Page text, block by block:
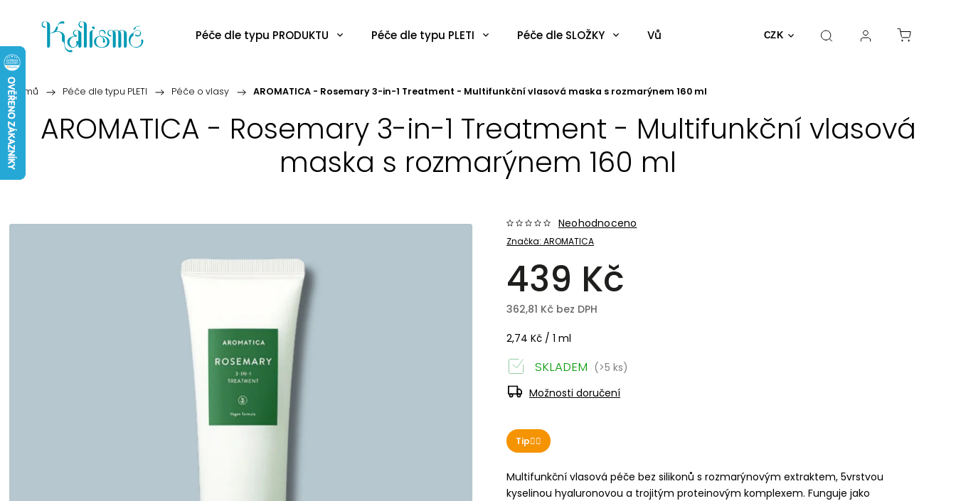
CZK
Péče dle typu PRODUKTU Péče dle typu PLETI Péče dle SLOŽKY Vůně a parfémy Dekorativní kosmetika
Domů / Péče dle typu PLETI / Péče o vlasy / AROMATICA - Rosemary 3-in-1 Treatment - Multifunkční vlasová maska s rozmarýnem 160 ml
AROMATICA - Rosemary 3-in-1 Treatment - Multifunkční vlasová
maska s rozmarýnem 160 ml
Značka:AROMATICA
Neohodnoceno
439 Kč
362,81 Kč bez DPH
2,74 Kč / 1 ml
Tip👌🏻
Multifunkční vlasová péče bez silikonů s rozmarýnovým extraktem, 5vrstvou
kyselinou hyaluronovou a trojitým proteinovým komplexem. Funguje jako
SKLADEM (>5 ks)
Možnosti doručení